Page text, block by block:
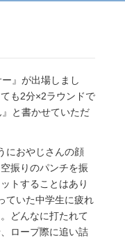
』が出場しまし
も2分×2ラウンドで
と書かせていただ
におやじさんの顔
振りのパンチを振
トすることはあり
ていた中学生に疲れ
どんなに打たれて
ロープ際に追い詰